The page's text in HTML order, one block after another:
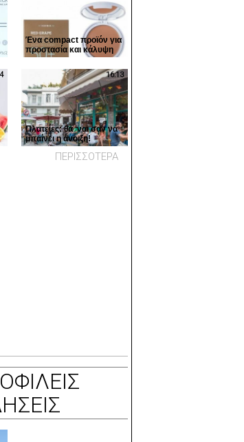
Ένα compact προϊόν για
προστασία και κάλυψη
όπου κι αν βρίσκεστε
16:13
Πλατείες: θα ‘ναι σαν να
μπαίνει η άνοιξη!
ΠΕΡΙΣΣΟΤΕΡΑ